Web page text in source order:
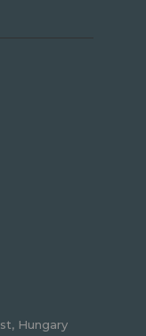
Hungary